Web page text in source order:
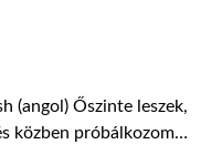
(angol) Őszinte leszek,
közben próbálkozom…